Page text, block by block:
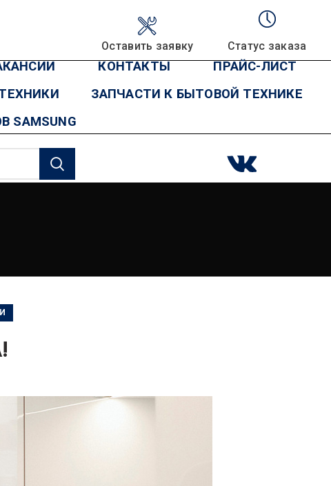
Оставить заявку
Статус заказа
КОНТАКТЫ
ПРАЙС-ЛИСТ
ЗАПЧАСТИ К БЫТОВОЙ ТЕХНИКЕ